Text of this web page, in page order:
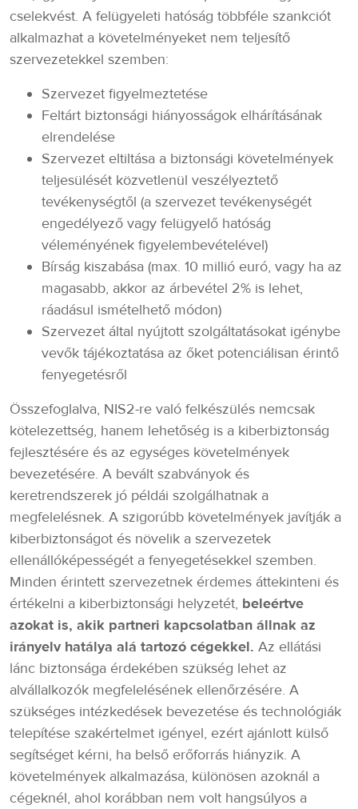
cselekvést. A felügyeleti hatóság többféle szankciót
alkalmazhat a követelményeket nem teljesítő
szervezetekkel szemben:
Szervezet figyelmeztetése
Feltárt biztonsági hiányosságok elhárításának
elrendelése
Szervezet eltiltása a biztonsági követelmények
teljesülését közvetlenül veszélyeztető
tevékenységtől (a szervezet tevékenységét
engedélyező vagy felügyelő hatóság
véleményének figyelembevételével)
Bírság kiszabása (max. 10 millió euró, vagy ha az
magasabb, akkor az árbevétel 2% is lehet,
ráadásul ismételhető módon)
Szervezet által nyújtott szolgáltatásokat igénybe
vevők tájékoztatása az őket potenciálisan érintő
fenyegetésről
Összefoglalva, NIS2-re való felkészülés nemcsak
kötelezettség, hanem lehetőség is a kiberbiztonság
fejlesztésére és az egységes követelmények
bevezetésére. A bevált szabványok és
keretrendszerek jó példái szolgálhatnak a
megfelelésnek. A szigorúbb követelmények javítják a
kiberbiztonságot és növelik a szervezetek
ellenállóképességét a fenyegetésekkel szemben.
Minden érintett szervezetnek érdemes áttekinteni és
értékelni a kiberbiztonsági helyzetét, beleértve
azokat is, akik partneri kapcsolatban állnak az
irányelv hatálya alá tartozó cégekkel. Az ellátási
lánc biztonsága érdekében szükség lehet az
alvállalkozók megfelelésének ellenőrzésére. A
szükséges intézkedések bevezetése és technológiák
telepítése szakértelmet igényel, ezért ajánlott külső
segítséget kérni, ha belső erőforrás hiányzik. A
követelmények alkalmazása, különösen azoknál a
cégeknél, ahol korábban nem volt hangsúlyos a